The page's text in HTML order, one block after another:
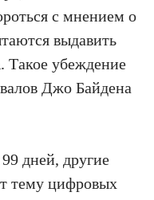
с мнением о
выдавить
убеждение
Джо Байдена
дней, другие
тему цифровых